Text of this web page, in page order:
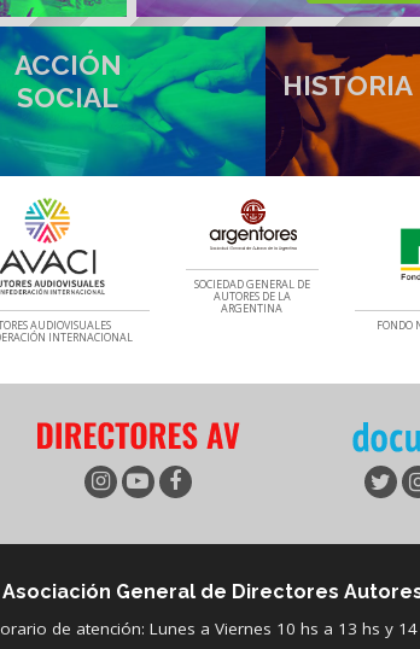
ACCIÓN
SOCIAL
HISTORIA
AUDIOVISUALES
INTERNACIONAL
SOCIEDAD GENERAL DE
AUTORES DE LA
ARGENTINA
FONDO
General de Directores
de atención: Lunes a Viernes 10 hs a 13 hs y